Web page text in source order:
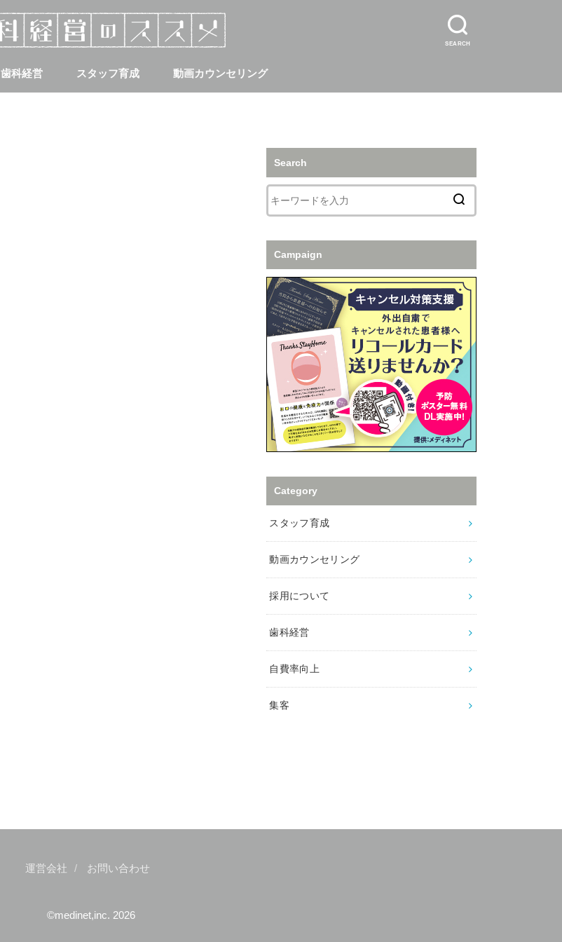
SEARCH
歯科経営 スタッフ育成 動画カウンセリング
Search
Campaign
Category
スタッフ育成
動画カウンセリング
採用について
歯科経営
自費率向上
集客
運営会社 お問い合わせ
©medinet,inc. 2026